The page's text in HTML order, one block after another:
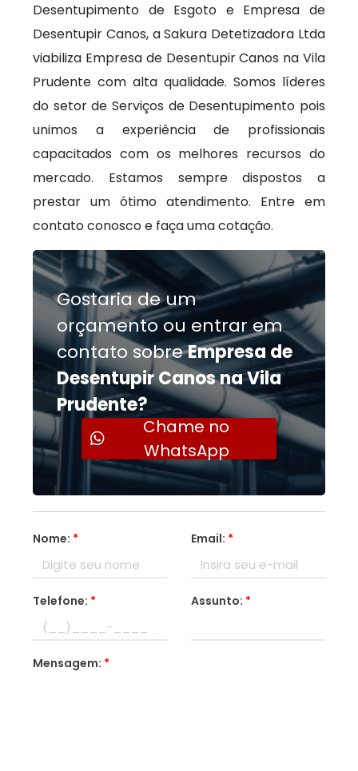
Desentupimento de Esgoto e Empresa de
Desentupir Canos, a Sakura Detetizadora Ltda
viabiliza Empresa de Desentupir Canos na Vila
Prudente com alta qualidade. Somos líderes
do setor de Serviços de Desentupimento pois
unimos a experiência de profissionais
capacitados com os melhores recursos do
mercado. Estamos sempre dispostos a
prestar um ótimo atendimento. Entre em
contato conosco e faça uma cotação.
Gostaria de um
orçamento ou entrar em
contato sobreEmpresa de
Desentupir Canos na Vila
Prudente?
Chame no
WhatsApp
Nome: * Email: *
Telefone: * Assunto: *
Mensagem: *